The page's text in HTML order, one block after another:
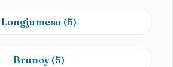
Longjumeau (5)
Brunoy (5)